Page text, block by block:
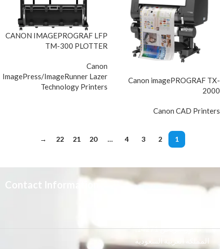
Canon imagePROGRAF TX-
2000
Canon CAD Printers
CANON IMAGEPROGRAF LFP
TM-300 PLOTTER
Canon
ImagePress/ImageRunner Lazer
Technology Printers
1
2
3
4
…
20
21
22
→
Contact Information
النور, الرياض 14271,
المملكة العربية السعودية